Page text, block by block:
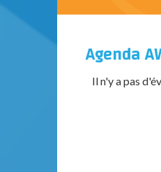
Agenda
Il n'y a pas